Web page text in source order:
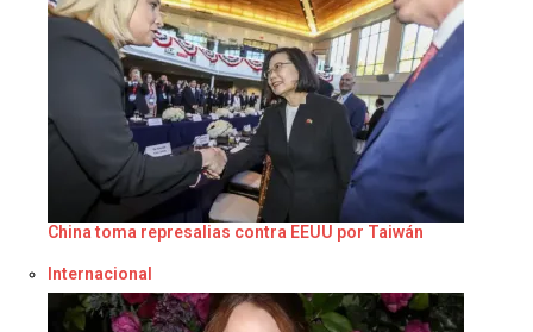
China toma represalias contra EEUU por Taiwán
Respecto a
Internacional